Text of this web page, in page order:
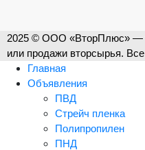
2025 © ООО «ВторПлюс» —
или продажи вторсырья.
Главная
Объявления
ПВД
Стрейч пленка
Полипропилен
ПНД